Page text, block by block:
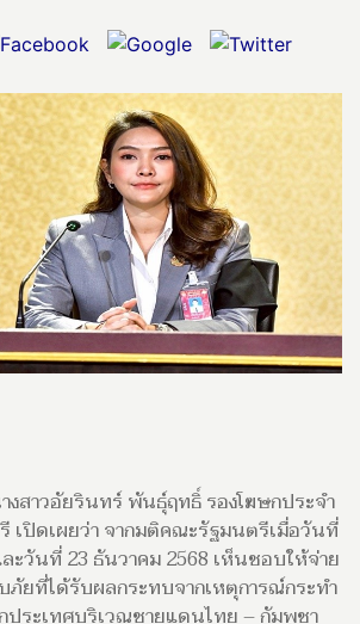
งสาวอัยรินทร์ พันธุ์ฤทธิ์ รองโฆษกประจำ
เปิดเผยว่า จากมติคณะรัฐมนตรีเมื่อวันที่
ะวันที่ 23 ธันวาคม 2568 เห็นชอบให้จ่าย
ภัยที่ได้รับผลกระทบจากเหตุการณ์กระทำ
ประเทศบริเวณชายแดนไทย – กัมพูชา